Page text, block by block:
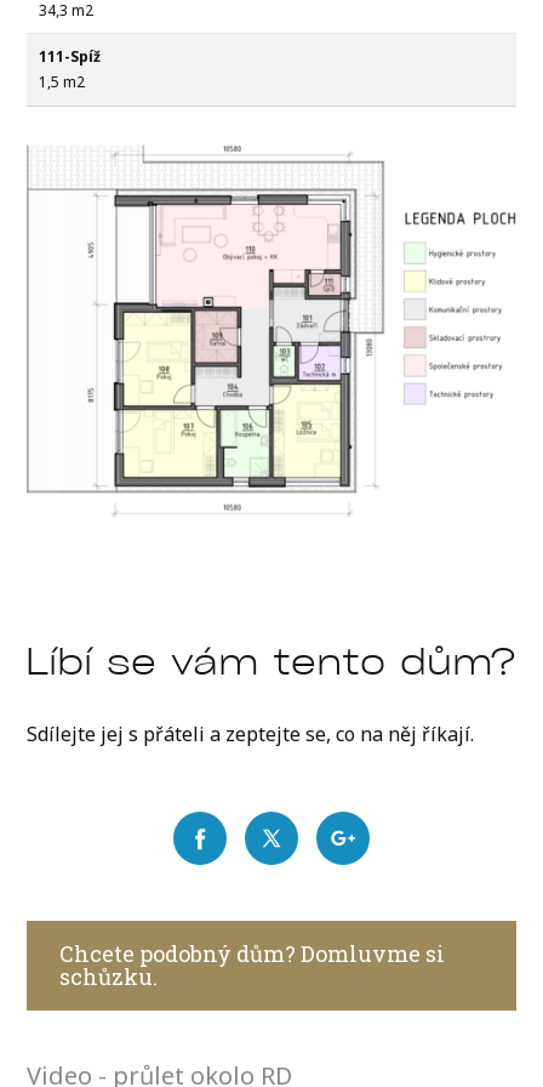
34,3 m2
111-Spíž
1,5 m2
Líbí se vám tento dům?
Sdílejte jej s přáteli a zeptejte se, co na něj říkají.
Chcete podobný dům? Domluvme si
schůzku.
Video - průlet okolo RD